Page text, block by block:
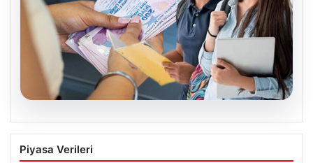
Bartın Üniversitesi’nden Öğrencilere
Büyük Burs Fırsatı: Her Ay 25 Bin TL
Piyasa Verileri